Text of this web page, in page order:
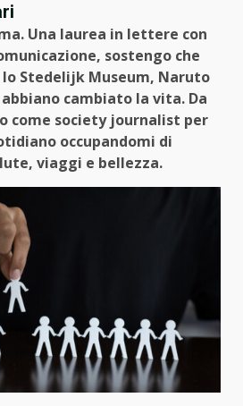
Una laurea in lettere con
sostengo che
lo Stedelijk Museum, Naruto
cambiato la vita. Da
come society journalist per
occupandomi di
viaggi e bellezza.